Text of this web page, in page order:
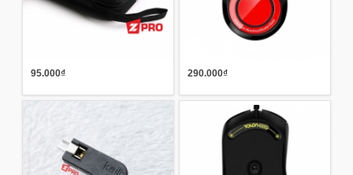
95.000₫ 290.000₫